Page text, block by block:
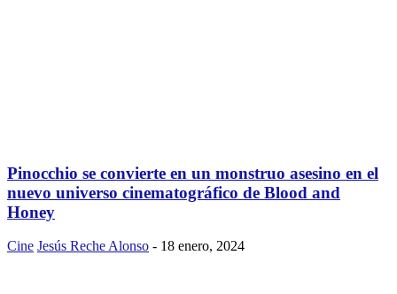
Pinocchio se convierte en un monstruo asesino en el
nuevo universo cinematográfico de Blood and
Honey
Cine Jesús Reche Alonso - 18 enero, 2024